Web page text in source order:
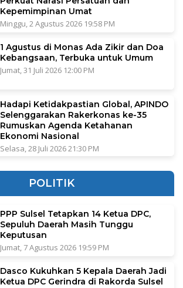
Kepemimpinan Umat
Minggu, 2 Agustus 2026 19:58 PM
1 Agustus di Monas Ada Zikir dan Doa
Kebangsaan, Terbuka untuk Umum
Jumat, 31 Juli 2026 12:00 PM
Hadapi Ketidakpastian Global, APINDO
Selenggarakan Rakerkonas ke-35
Rumuskan Agenda Ketahanan
Ekonomi Nasional
Selasa, 28 Juli 2026 21:30 PM
POLITIK
PPP Sulsel Tetapkan 14 Ketua DPC,
Sepuluh Daerah Masih Tunggu
Keputusan
Jumat, 7 Agustus 2026 19:59 PM
Dasco Kukuhkan 5 Kepala Daerah Jadi
Ketua DPC Gerindra di Rakorda Sulsel